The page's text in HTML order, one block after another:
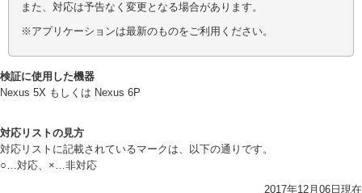
また、対応は予告なく変更となる場合があります。
※アプリケーションは最新のものをご利用ください。
検証に使用した機器
Nexus 5X もしくは Nexus 6P
対応リストの見方
対応リストに記載されているマークは、以下の通りです。
○…対応、×…非対応
2017年12月06日現在